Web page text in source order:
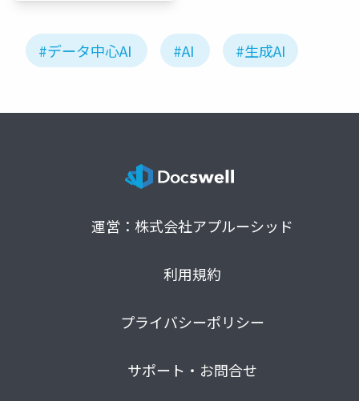
#データ中心AI #AI #生成AI
運営：株式会社アプルーシッド
利用規約
プライバシーポリシー
サポート・お問合せ